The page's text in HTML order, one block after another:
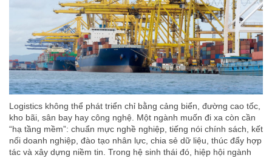
Logistics không thể phát triển chỉ bằng cảng biển, đường cao tốc,
kho bãi, sân bay hay công nghệ. Một ngành muốn đi xa còn cần
“hạ tầng mềm”: chuẩn mực nghề nghiệp, tiếng nói chính sách, kết
nối doanh nghiệp, đào tạo nhân lực, chia sẻ dữ liệu, thúc đẩy hợp
tác và xây dựng niềm tin. Trong hệ sinh thái đó, hiệp hội ngành